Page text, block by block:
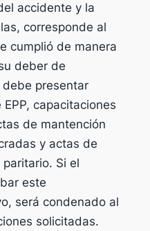
accidente y la
corresponde al
cumplió de manera
deber de
presentar
capacitaciones
de mantención
y actas de
Si el
este
será condenado al
solicitadas.